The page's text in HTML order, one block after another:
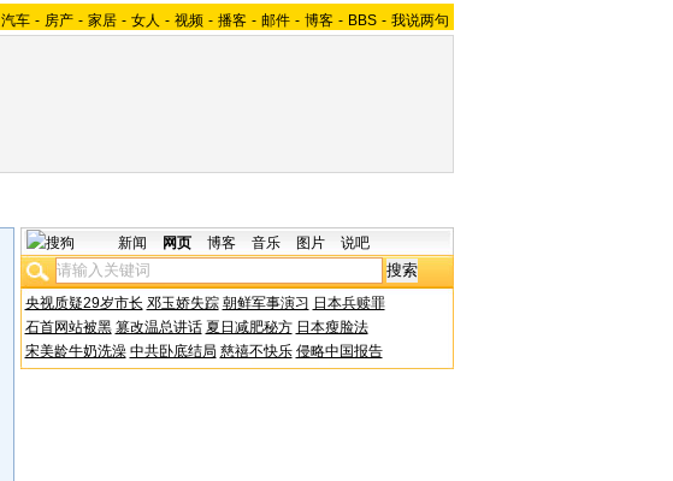
汽车 - 房产 - 家居 - 女人 - 视频 - 播客 - 邮件 - 博客 - BBS - 我说两句
新闻 网页 博客 音乐 图片 说吧
央视质疑29岁市长 邓玉娇失踪 朝鲜军事演习 日本兵赎罪
石首网站被黑 篡改温总讲话 夏日减肥秘方 日本瘦脸法
宋美龄牛奶洗澡 中共卧底结局 慈禧不快乐 侵略中国报告